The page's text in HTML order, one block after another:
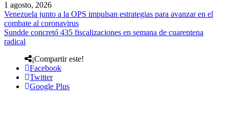
1 agosto, 2026
Venezuela junto a la OPS impulsan estrategias para avanzar en el
combate al coronavirus
Sundde concretó 435 fiscalizaciones en semana de cuarentena
radical
¡Compartir este!
Facebook
Twitter
Google Plus